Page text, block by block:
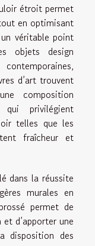
étroit permet
en optimisant
véritable point
objets design
d’art trouvent
composition
privilégient
telles que les
fraîcheur et
dans la réussite
murales en
permet de
d’apporter une
disposition des